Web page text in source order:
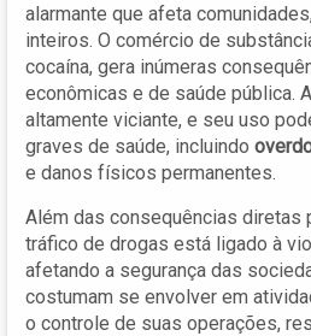
alarmante que afeta
inteiros. O comércio de
cocaína, gera inúmeras
econômicas e de saúde pública. A
altamente viciante, e seu uso
graves de saúde, incluindo
e danos físicos permanentes.
Além das consequências diretas
tráfico de drogas está ligado à
afetando a segurança das
costumam se envolver em
o controle de suas operações,